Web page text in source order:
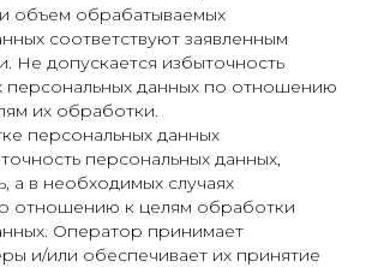
объем обрабатываемых
соответствуют заявленным
Не допускается избыточность
персональных данных по отношению
их обработки.
персональных данных
персональных данных,
а в необходимых случаях
отношению к целям обработки
Оператор принимает
и/или обеспечивает их принятие